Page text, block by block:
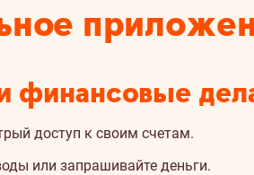
финансовые
доступ к своим счетам.
или запрашивайте деньги.